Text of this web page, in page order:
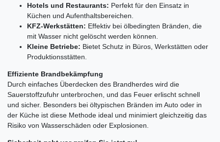
Hotels und Restaurants: Perfekt für den Einsatz in
Küchen und Aufenthaltsbereichen.
KFZ-Werkstätten: Effektiv bei ölbedingten Bränden, die
mit Wasser nicht gelöscht werden können.
Kleine Betriebe: Bietet Schutz in Büros, Werkstätten oder
Produktionsstätten.
Effiziente Brandbekämpfung
Durch einfaches Überdecken des Brandherdes wird die
Sauerstoffzufuhr unterbrochen, und das Feuer erlischt schnell
und sicher. Besonders bei öltypischen Bränden im Auto oder in
der Küche ist diese Methode ideal und minimiert gleichzeitig das
Risiko von Wasserschäden oder Explosionen.